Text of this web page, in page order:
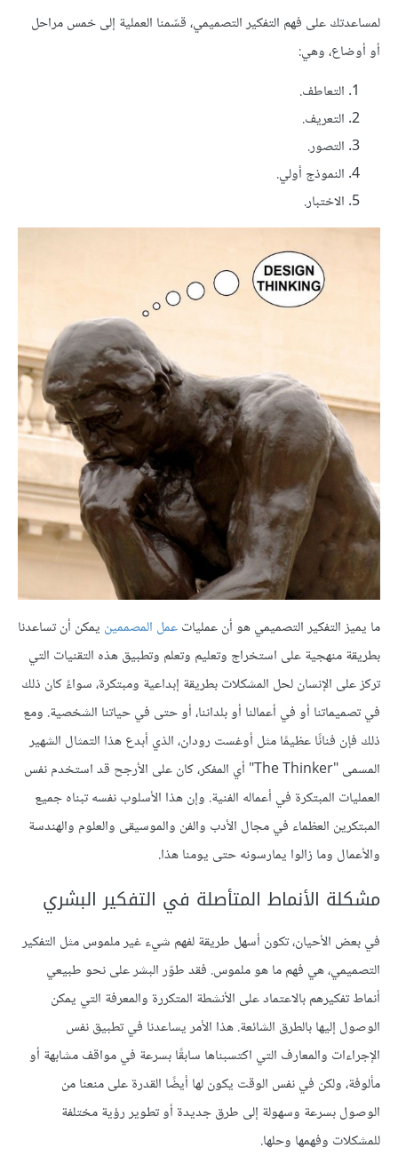
لمساعدتك على فهم التفكير التصميمي، قسّمنا العملية إلى خمس مراحل
أو أوضاع، وهي:
التعاطف.
التعريف.
التصور.
النموذج أولي.
الاختبار.
ما يميز التفكير التصميمي هو أن عملياتعمل المصممين يمكن أن تساعدنا
بطريقة منهجية على استخراج وتعليم وتعلم وتطبيق هذه التقنيات التي
تركز على الإنسان لحل المشكلات بطريقة إبداعية ومبتكرة، سواءً كان ذلك
في تصميماتنا أو في أعمالنا أو بلداننا، أو حتى في حياتنا الشخصية. ومع
ذلك فإن فنانًا عظيمًا مثل أوغست رودان، الذي أبدع هذا التمثال الشهير
المسمى "The Thinker" أي المفكر، كان على الأرجح قد استخدم نفس
العمليات المبتكرة في أعماله الفنية. وإن هذا الأسلوب نفسه تبناه جميع
المبتكرين العظماء في مجال الأدب والفن والموسيقى والعلوم والهندسة
والأعمال وما زالوا يمارسونه حتى يومنا هذا.
مشكلة الأنماط المتأصلة في التفكير البشري
في بعض الأحيان، تكون أسهل طريقة لفهم شيء غير ملموس مثل التفكير
التصميمي، هي فهم ما هو ملموس. فقد طوّر البشر على نحو طبيعي
أنماط تفكيرهم بالاعتماد على الأنشطة المتكررة والمعرفة التي يمكن
الوصول إليها بالطرق الشائعة. هذا الأمر يساعدنا في تطبيق نفس
الإجراءات والمعارف التي اكتسبناها سابقًا بسرعة في مواقف مشابهة أو
مألوفة، ولكن في نفس الوقت يكون لها أيضًا القدرة على منعنا من
الوصول بسرعة وسهولة إلى طرق جديدة أو تطوير رؤية مختلفة
للمشكلات وفهمها وحلها.